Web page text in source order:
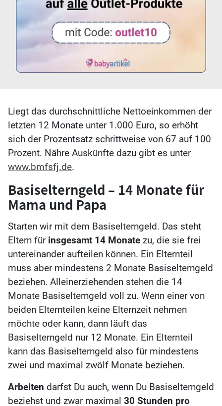
Liegt das durchschnittliche Nettoeinkommen der
letzten 12 Monate unter 1.000 Euro, so erhöht
sich der Prozentsatz schrittweise von 67 auf 100
Prozent. Nähre Auskünfte dazu gibt es unter
www.bmfsfj.de.
Basiselterngeld – 14 Monate für
Mama und Papa
Starten wir mit dem Basiselterngeld. Das steht
Eltern für insgesamt 14 Monate zu, die sie frei
untereinander aufteilen können. Ein Elternteil
muss aber mindestens 2 Monate Basiselterngeld
beziehen. Alleinerziehenden stehen die 14
Monate Basiselterngeld voll zu. Wenn einer von
beiden Elternteilen keine Elternzeit nehmen
möchte oder kann, dann läuft das
Basiselterngeld nur 12 Monate. Ein Elternteil
kann das Basiselterngeld also für mindestens
zwei und maximal zwölf Monate beziehen.
Arbeiten darfst Du auch, wenn Du Basiselterngeld
beziehst und zwar maximal 30 Stunden pro